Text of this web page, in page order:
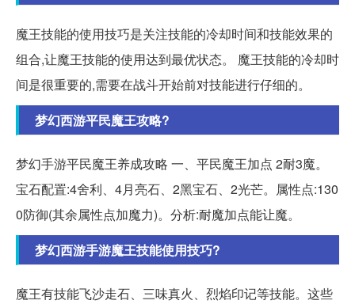
魔王技能的使用技巧是关注技能的冷却时间和技能效果的
组合,让魔王技能的使用达到最优状态。 魔王技能的冷却时
间是很重要的,需要在战斗开始前对技能进行仔细的。
梦幻西游平民魔王攻略?
梦幻手游平民魔王养成攻略 一、平民魔王加点 2耐3魔。
宝石配置:4舍利、4月亮石、2黑宝石、2光芒。属性点:130
0防御(其余属性点加魔力)。分析:耐魔加点能让魔。
梦幻西游手游魔王技能使用技巧?
魔王有技能飞沙走石、三味真火、烈焰印记等技能。这些